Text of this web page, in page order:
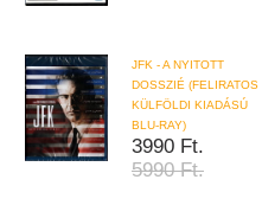
JFK - A NYITOTT
DOSSZIÉ (FELIRATOS
KÜLFÖLDI KIADÁSÚ
BLU-RAY)
3990 Ft.
5990 Ft.